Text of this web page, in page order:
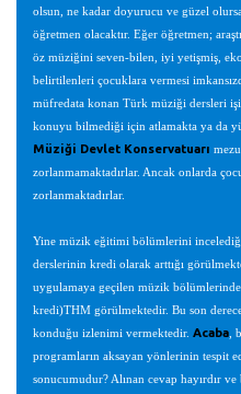
olsun, ne kadar doyurucu ve güzel
öğretmen olacaktır. Eğer öğretmen;
öz müziğini seven-bilen, iyi yetişmiş,
belirtilenleri çocuklara vermesi
müfredata konan Türk müziği dersleri
konuyu bilmediği için atlamakta ya da
Müziği Devlet Konservatuarı
zorlanmamaktadırlar. Ancak onlarda
zorlanmaktadırlar.
Yine müzik eğitimi bölümlerini
derslerinin kredi olarak arttığı
uygulamaya geçilen müzik
kredi)THM görülmektedir. Bu son
konduğu izlenimi vermektedir. Acaba ,
programların aksayan yönlerinin tespit
sonucumudur? Alınan cevap hayırdır